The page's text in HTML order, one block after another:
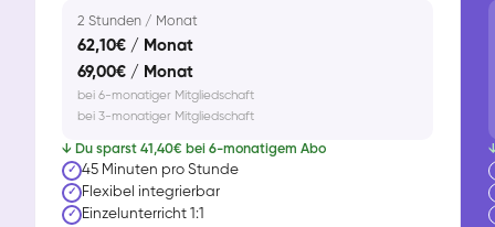
2 Stunden / Monat
62,10€ / Monat
69,00€ / Monat
bei 6-monatiger Mitgliedschaft
bei 3-monatiger Mitgliedschaft
↓ Du sparst 41,40€ bei 6-monatigem Abo
✓ 45 Minuten pro Stunde
✓ Flexibel integrierbar
✓ Einzelunterricht 1:1